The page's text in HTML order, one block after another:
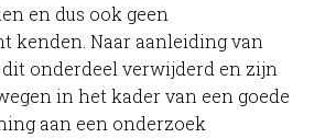
en dus ook geen
kenden. Naar aanleiding van
onderdeel verwijderd en zijn
in het kader van een goede
aan een onderzoek